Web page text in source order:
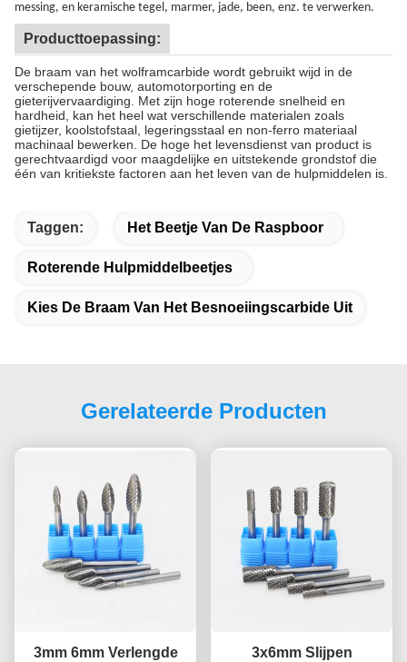
messing, en keramische tegel, marmer, jade, been, enz. te verwerken.
Producttoepassing:
De braam van het wolframcarbide wordt gebruikt wijd in de
verschepende bouw, automotorporting en de
gieterijvervaardiging. Met zijn hoge roterende snelheid en
hardheid, kan het heel wat verschillende materialen zoals
gietijzer, koolstofstaal, legeringsstaal en non-ferro materiaal
machinaal bewerken. De hoge het levensdienst van product is
gerechtvaardigd voor maagdelijke en uitstekende grondstof die
één van kritiekste factoren aan het leven van de hulpmiddelen is.
Taggen: Het Beetje Van De Raspboor
Roterende Hulpmiddelbeetjes
Kies De Braam Van Het Besnoeiingscarbide Uit
Gerelateerde Producten
3mm 6mm Verlengde 3x6mm Slijpen